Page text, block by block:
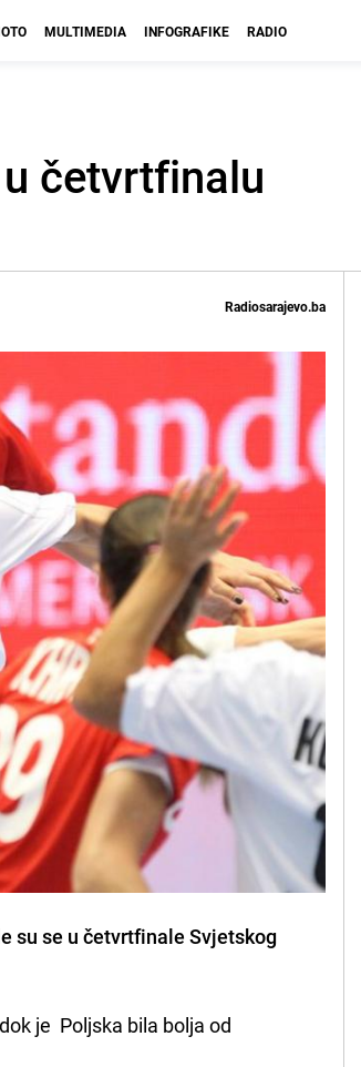
MULTIMEDIA INFOGRAFIKE RADIO
četvrtfinalu
Radiosarajevo.ba
su se učetvrtfinale Svjetskog
je Poljska bila bolja od